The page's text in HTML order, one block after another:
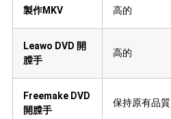
製作MKV 高的
Leawo DVD 開
膛手
高的
Freemake DVD
開膛手
保持原有品質